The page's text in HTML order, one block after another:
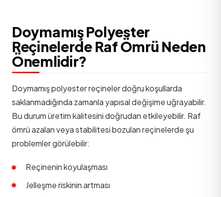
Doymamış Polyester
Reçinelerde Raf Ömrü Neden
Önemlidir?
Doymamış polyester reçineler doğru koşullarda
saklanmadığında zamanla yapısal değişime uğrayabilir.
Bu durum üretim kalitesini doğrudan etkileyebilir. Raf
ömrü azalan veya stabilitesi bozulan reçinelerde şu
problemler görülebilir:
Reçinenin koyulaşması
Jelleşme riskinin artması